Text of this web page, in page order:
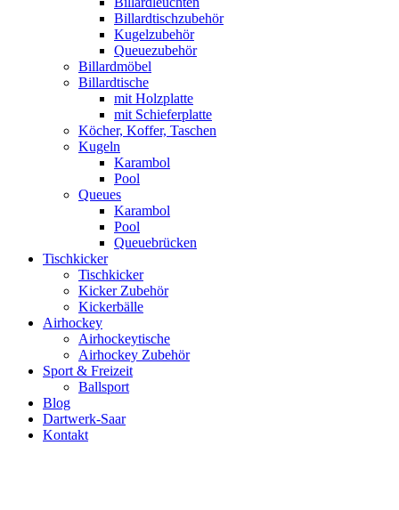
Billardtischzubehör
Kugelzubehör
Queuezubehör
Billardmöbel
Billardtische
mit Holzplatte
mit Schieferplatte
Köcher, Koffer, Taschen
Kugeln
Karambol
Pool
Queues
Karambol
Pool
Queuebrücken
Tischkicker
Tischkicker
Kicker Zubehör
Kickerbälle
Airhockey
Airhockeytische
Airhockey Zubehör
Sport & Freizeit
Ballsport
Blog
Dartwerk-Saar
Kontakt